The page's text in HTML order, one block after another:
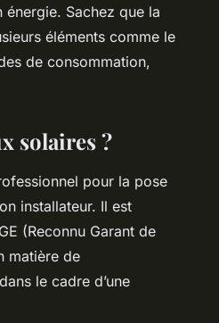
Sachez que la
éléments comme le
de consommation,
solaires ?
pour la pose
installateur. Il est
(Reconnu Garant de
matière de
le cadre d’une